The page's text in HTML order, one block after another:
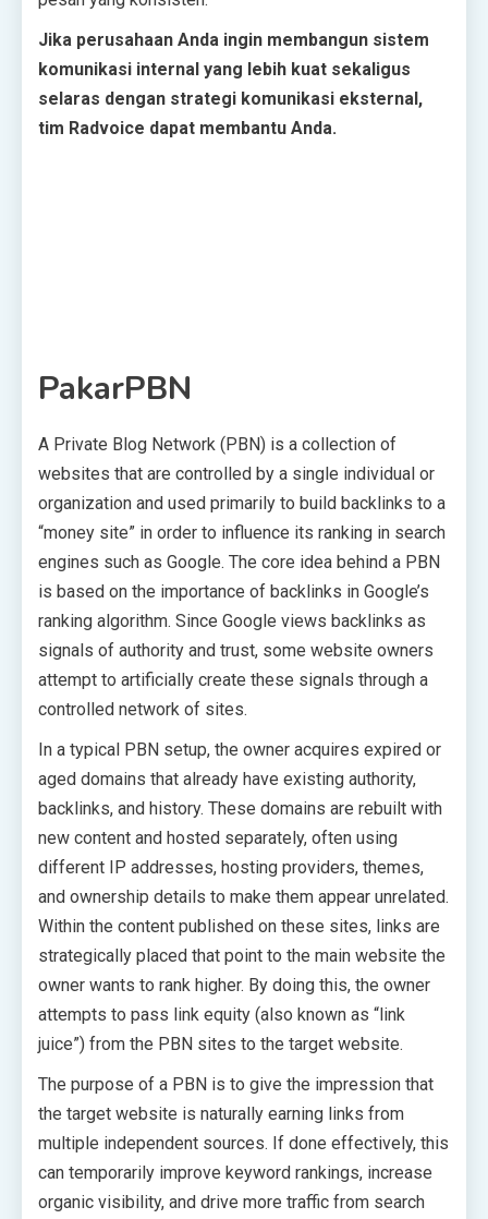
Jika perusahaan Anda ingin membangun sistem
komunikasi internal yang lebih kuat sekaligus
selaras dengan strategi komunikasi eksternal,
tim Radvoice dapat membantu Anda.
PakarPBN
A Private Blog Network (PBN) is a collection of
websites that are controlled by a single individual or
organization and used primarily to build backlinks to a
“money site” in order to influence its ranking in search
engines such as Google. The core idea behind a PBN
is based on the importance of backlinks in Google’s
ranking algorithm. Since Google views backlinks as
signals of authority and trust, some website owners
attempt to artificially create these signals through a
controlled network of sites.
In a typical PBN setup, the owner acquires expired or
aged domains that already have existing authority,
backlinks, and history. These domains are rebuilt with
new content and hosted separately, often using
different IP addresses, hosting providers, themes,
and ownership details to make them appear unrelated.
Within the content published on these sites, links are
strategically placed that point to the main website the
owner wants to rank higher. By doing this, the owner
attempts to pass link equity (also known as “link
juice”) from the PBN sites to the target website.
The purpose of a PBN is to give the impression that
the target website is naturally earning links from
multiple independent sources. If done effectively, this
can temporarily improve keyword rankings, increase
organic visibility, and drive more traffic from search